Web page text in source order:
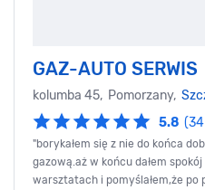
GAZ-AUTO SERWIS
kolumba 45, Pomorzany,
5.8
"borykałem się z nie do końca
gazową.aż w końcu dałem
warsztatach i pomyślałem,że po